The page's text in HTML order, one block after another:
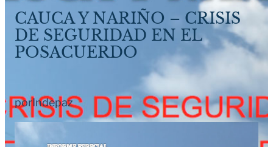
CAUCA Y NARIÑO – CRISIS
DE SEGURIDAD EN EL
POSACUERDO
porIndepaz